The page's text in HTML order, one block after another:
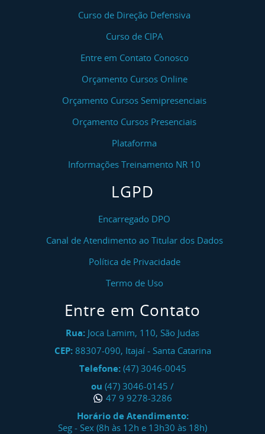
Curso de Direção Defensiva
Curso de CIPA
Entre em Contato Conosco
Orçamento Cursos Online
Orçamento Cursos Semipresenciais
Orçamento Cursos Presenciais
Plataforma
Informações Treinamento NR 10
LGPD
Encarregado DPO
Canal de Atendimento ao Titular dos Dados
Política de Privacidade
Termo de Uso
Entre em Contato
Rua: Joca Lamim, 110, São Judas
CEP: 88307-090, Itajaí- Santa Catarina
Telefone: (47) 3046-0045
ou (47) 3046-0145 /
47 9 9278-3286
Horário de Atendimento:
Seg - Sex (8h às 12h e 13h30 às 18h)